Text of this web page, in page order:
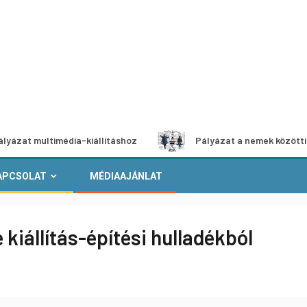
kiállításhoz Pályázat a nemek közötti
MÉDIAAJÁNLAT
kiállítás-építési hulladékból